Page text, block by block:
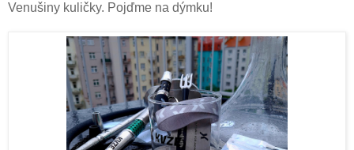
Venušiny kuličky. Pojďme na dýmku!